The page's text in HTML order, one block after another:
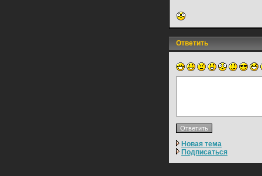
Ответить
Новая тема
Подписаться